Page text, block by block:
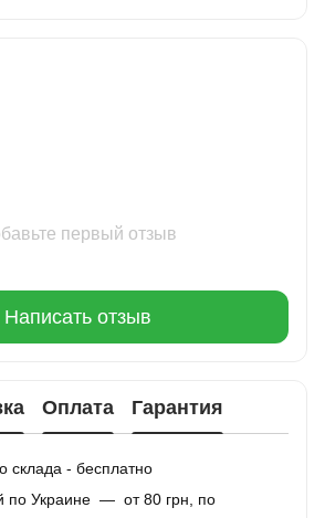
первый отзыв
Написать отзыв
Оплата Гарантия
склада - бесплатно
по Украине — от 80 грн, по